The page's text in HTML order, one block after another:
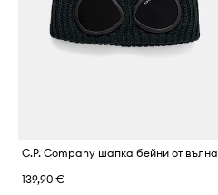
C.P. Company шапка бейни от вълна
139,90 €